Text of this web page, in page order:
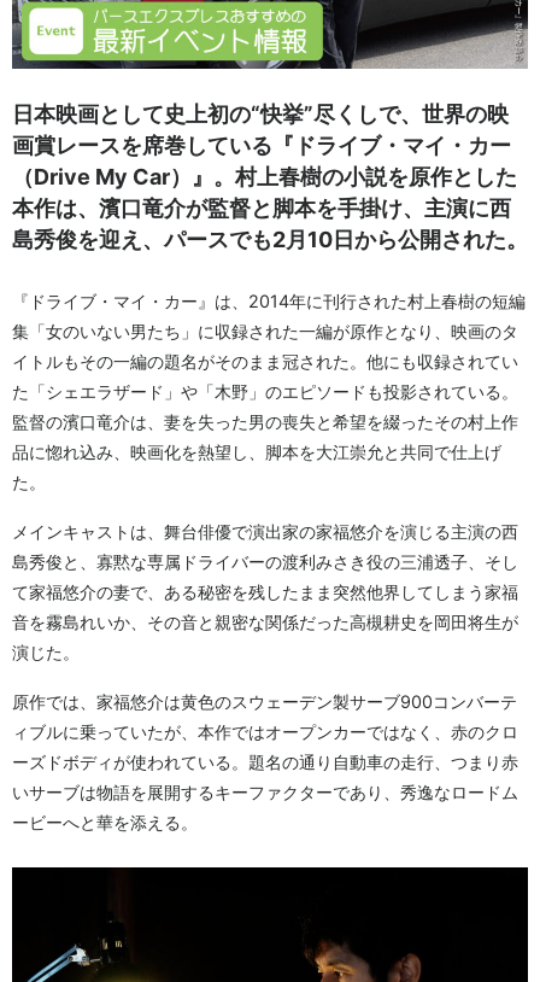
日本映画として史上初の“快挙”尽くしで、世界の映
画賞レースを席巻している『ドライブ・マイ・カー
（Drive My Car）』。村上春樹の小説を原作とした
本作は、濱口竜介が監督と脚本を手掛け、主演に西
島秀俊を迎え、パースでも2月10日から公開された。
『ドライブ・マイ・カー』は、2014年に刊行された村上春樹の短編
集「女のいない男たち」に収録された一編が原作となり、映画のタ
イトルもその一編の題名がそのまま冠された。他にも収録されてい
た「シェエラザード」や「木野」のエピソードも投影されている。
監督の濱口竜介は、妻を失った男の喪失と希望を綴ったその村上作
品に惚れ込み、映画化を熱望し、脚本を大江崇允と共同で仕上げ
た。
メインキャストは、舞台俳優で演出家の家福悠介を演じる主演の西
島秀俊と、寡黙な専属ドライバーの渡利みさき役の三浦透子、そし
て家福悠介の妻で、ある秘密を残したまま突然他界してしまう家福
音を霧島れいか、その音と親密な関係だった高槻耕史を岡田将生が
演じた。
原作では、家福悠介は黄色のスウェーデン製サーブ900コンバーテ
ィブルに乗っていたが、本作ではオープンカーではなく、赤のクロ
ーズドボディが使われている。題名の通り自動車の走行、つまり赤
いサーブは物語を展開するキーファクターであり、秀逸なロードム
ービーへと華を添える。